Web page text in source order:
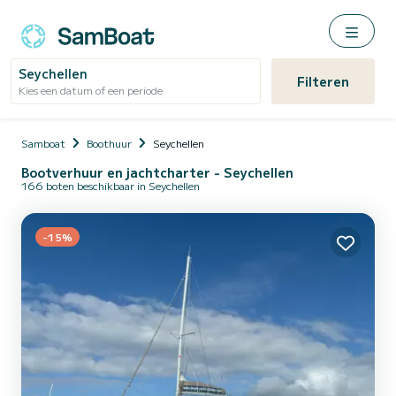
Seychellen
Kies een datum of een periode Filteren
Samboat Boothuur Seychellen
Bootverhuur en jachtcharter - Seychellen
166 boten beschikbaar in Seychellen
-15%